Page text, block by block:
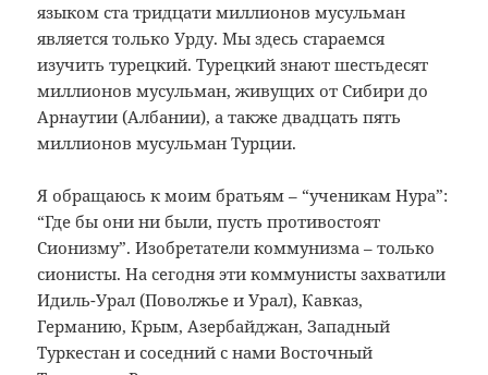
языком ста тридцати миллионов мусульман
является только Урду. Мы здесь стараемся
изучить турецкий. Турецкий знают шестьдесят
миллионов мусульман, живущих от Сибири до
Арнаутии (Албании), а также двадцать пять
миллионов мусульман Турции.
Я обращаюсь к моим братьям – “ученикам Нура”:
“Где бы они ни были, пусть противостоят
Сионизму”. Изобретатели коммунизма – только
сионисты. На сегодня эти коммунисты захватили
Идиль-Урал (Поволжье и Урал), Кавказ,
Германию, Крым, Азербайджан, Западный
Туркестан и соседний с нами Восточный